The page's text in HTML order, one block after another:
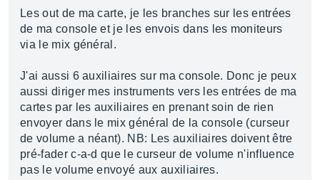
Les out de ma carte, je les branches sur les entrées
de ma console et je les envois dans les moniteurs
via le mix général.
J'ai aussi 6 auxiliaires sur ma console. Donc je peux
aussi diriger mes instruments vers les entrées de ma
cartes par les auxiliaires en prenant soin de rien
envoyer dans le mix général de la console (curseur
de volume a néant). NB: Les auxiliaires doivent être
pré-fader c-a-d que le curseur de volume n'influence
pas le volume envoyé aux auxiliaires.